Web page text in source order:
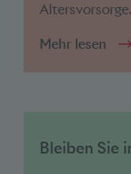
Altersvorsorge.
Mehr lesen
Bleiben Sie